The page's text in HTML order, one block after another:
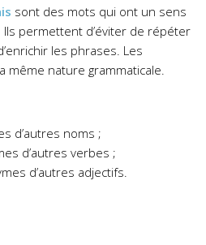
sont des mots qui ont un sens
permettent d’éviter de répéter
les phrases. Les
même nature grammaticale.
d’autres noms ;
d’autres verbes ;
d’autres adjectifs.